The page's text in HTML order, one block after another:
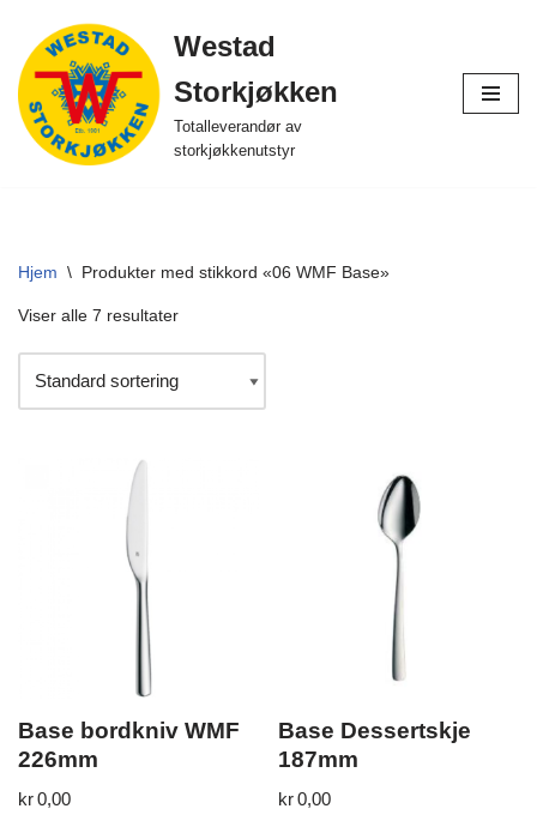
Hopp
til
innholdet
Westad
Storkjøkken
Totalleverandør av
storkjøkkenutstyr
Hjem \ Produkter med stikkord «06 WMF Base»
Viser alle 7 resultater
Base bordkniv WMF
226mm
kr0,00
Base Dessertskje
187mm
kr0,00